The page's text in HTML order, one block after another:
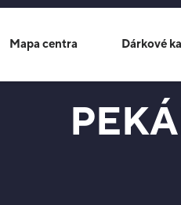
Mapa centra Dárkové